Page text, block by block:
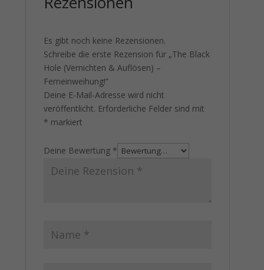
Es gibt noch keine Rezensionen.
Schreibe die erste Rezension für „The Black
Hole (Vernichten & Auflösen) –
Ferneinweihung!“
Deine E-Mail-Adresse wird nicht
veröffentlicht. Erforderliche Felder sind mit
* markiert
Deine Bewertung *